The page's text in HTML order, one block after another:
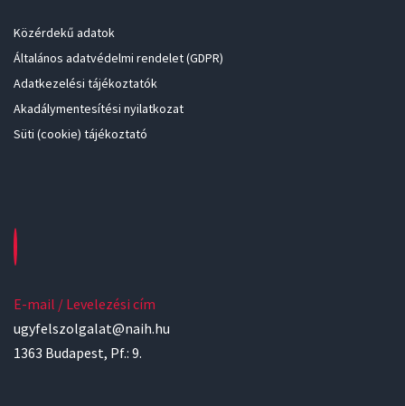
Közérdekű adatok
Általános adatvédelmi rendelet (GDPR)
Adatkezelési tájékoztatók
Akadálymentesítési nyilatkozat
Süti (cookie) tájékoztató
E-mail / Levelezési cím
ugyfelszolgalat@naih.hu
1363 Budapest, Pf.: 9.